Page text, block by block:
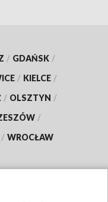
/ GDAŃSK /
/ KIELCE /
/ OLSZTYN /
/
/ WROCŁAW